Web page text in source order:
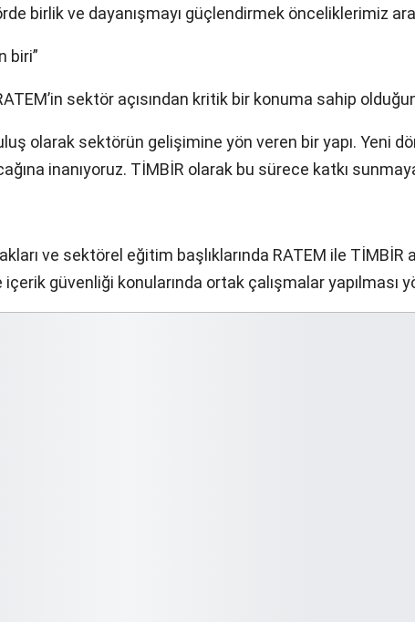
birlik ve dayanışmayı güçlendirmek önceliklerimiz
biri”
sektör açısından kritik bir konuma sahip
olarak sektörün gelişimine yön veren bir yapı. Yeni
inanıyoruz. TİMBİR olarak bu sürece katkı sunmaya
ve sektörel eğitim başlıklarında RATEM ile TİMBİR
güvenliği konularında ortak çalışmalar yapılması